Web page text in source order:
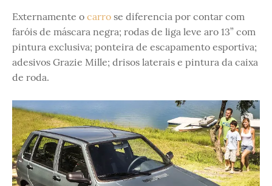
Externamente o carro se diferencia por contar com
faróis de máscara negra; rodas de liga leve aro 13” com
pintura exclusiva; ponteira de escapamento esportiva;
adesivos Grazie Mille; drisos laterais e pintura da caixa
de roda.